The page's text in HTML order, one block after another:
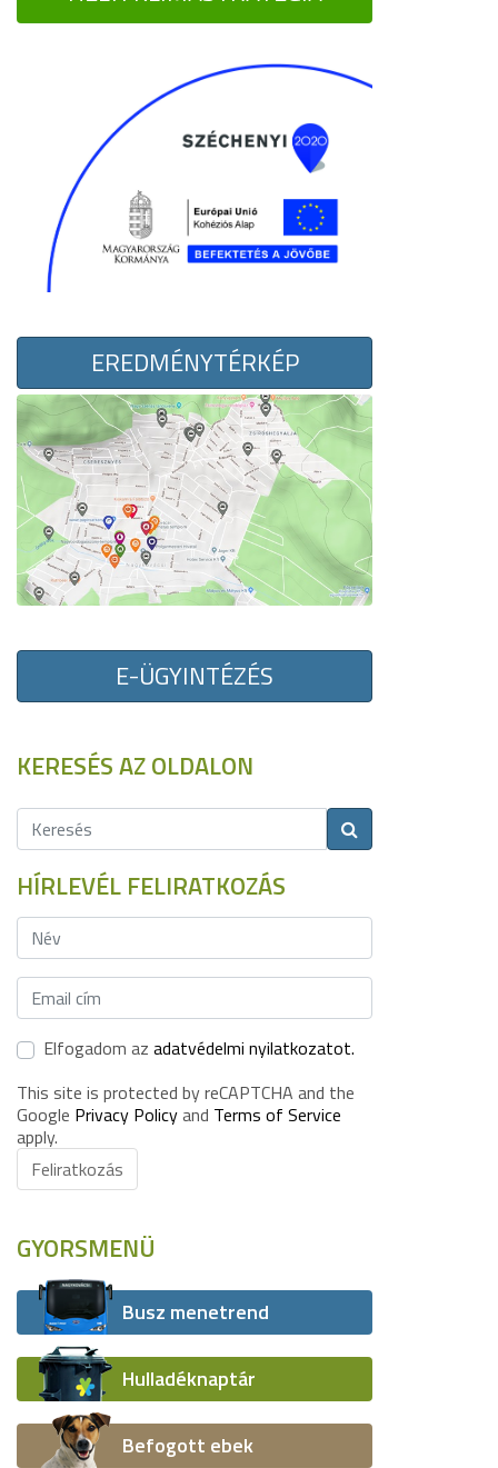
EREDMÉNYTÉRKÉP
E-ÜGYINTÉZÉS
KERESÉS AZ OLDALON
HÍRLEVÉL FELIRATKOZÁS
Elfogadom az adatvédelmi nyilatkozatot.
This site is protected by reCAPTCHA and the
Google Privacy Policyand Terms of Service
apply.
Feliratkozás
GYORSMENÜ
Busz menetrend
Hulladéknaptár
Befogott ebek